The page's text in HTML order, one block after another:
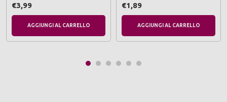
€3,99
AGGIUNGI AL CARRELLO
€1,89
AGGIUNGI AL CARRELLO